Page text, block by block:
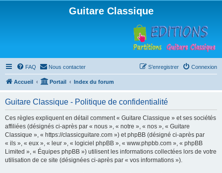
Guitare Classique
FAQ Nous contacter Connexion
S’enregistrer
Accueil Portail Index du forum
Guitare Classique - Politique de confidentialité
Ces règles expliquent en détail comment « Guitare Classique » et ses sociétés
affiliées (désignés ci-après par « nous », « notre », « nos », « Guitare
Classique », « https://classicguitare.com ») et phpBB (désigné ci-après par
« ils », « eux », « leur », « logiciel phpBB », « www.phpbb.com », « phpBB
Limited », « Équipes phpBB ») utilisent les informations collectées lors de votre
utilisation de ce site (désignées ci-après par « vos informations »).